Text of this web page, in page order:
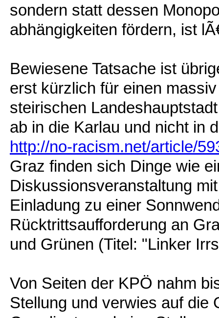
sondern statt dessen
abhängigkeiten fördern, ist
Bewiesene Tatsache ist
erst kürzlich für einen
steirischen
ab in die Karlau und nicht in
http://no-racism.net/article/
Graz finden sich Dinge wie
Diskussionsveranstaltung
Einladung zu einer
Rücktrittsaufforderung an
und Grünen (Titel: "Linker
Von Seiten der KPÖ nahm
Stellung und verwies auf die